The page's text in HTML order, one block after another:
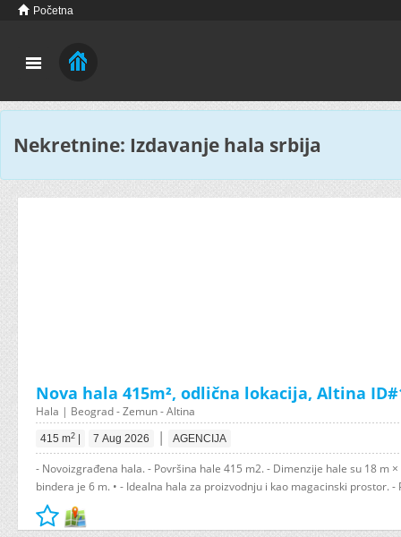
Početna
Nekretnine: Izdavanje hala srbija
Nova hala 415m², odlična lokacija, Altina
Hala | Beograd - Zemun - Altina
415 m2 7 Aug 2026 | AGENCIJA
- Novoizgrađena hala. - Površina hale 415 m2. - Dimenzije hale su 18 m ×
bindera je 6 m. • - Idealna hala za proizvodnju i kao magacinski prostor. -